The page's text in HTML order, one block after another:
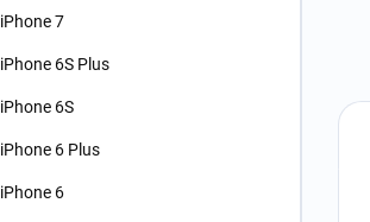
iPhone 7
iPhone 6S Plus
iPhone 6S
iPhone 6 Plus
iPhone 6